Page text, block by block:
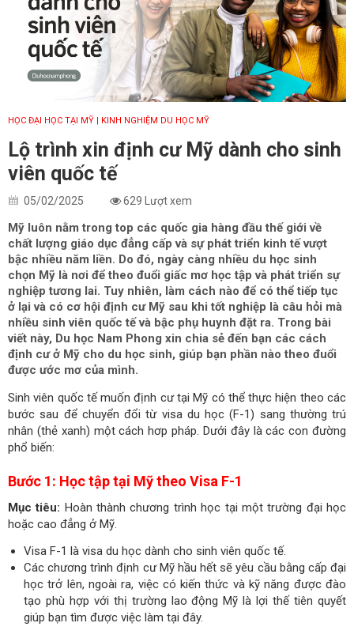
HỌC ĐẠI HỌC TẠI MỸ | KINH NGHIỆM DU HỌC MỸ
Lộ trình xin định cư Mỹ dành cho sinh
viên quốc tế
05/02/2025 629 Lượt xem
Mỹ luôn nằm trong top các quốc gia hàng đầu thế giới về
chất lượng giáo dục đẳng cấp và sự phát triển kinh tế vượt
bậc nhiều năm liền. Do đó, ngày càng nhiều du học sinh
chọn Mỹ là nơi để theo đuổi giấc mơ học tập và phát triển sự
nghiệp tương lai. Tuy nhiên, làm cách nào để có thể tiếp tục
ở lại và có cơ hội định cư Mỹ sau khi tốt nghiệp là câu hỏi mà
nhiều sinh viên quốc tế và bậc phụ huynh đặt ra. Trong bài
viết này, Du học Nam Phong xin chia sẻ đến bạn các cách
định cư ở Mỹ cho du học sinh, giúp bạn phần nào theo đuổi
được ước mơ của mình.
Sinh viên quốc tế muốn định cư tại Mỹ có thể thực hiện theo các
bước sau để chuyển đổi từ visa du học (F-1) sang thường trú
nhân (thẻ xanh) một cách hơp pháp. Dưới đây là các con đường
phổ biến:
Bước 1: Học tập tại Mỹ theo Visa F-1
Mục tiêu: Hoàn thành chương trình học tại một trường đại học
hoặc cao đẳng ở Mỹ.
Visa F-1 là visa du học dành cho sinh viên quốc tế.
Các chương trình định cư Mỹ hầu hết sẽ yêu cầu bằng cấp đại
học trở lên, ngoài ra, việc có kiến thức và kỹ năng được đào
tạo phù hợp với thị trường lao động Mỹ là lợi thế tiên quyết
giúp bạn tìm được việc làm tại đây.